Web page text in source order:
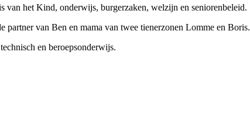
van het Kind, onderwijs, burgerzaken, welzijn en seniorenbeleid.
van Ben en mama van twee tienerzonen Lomme en Boris.
en beroepsonderwijs.